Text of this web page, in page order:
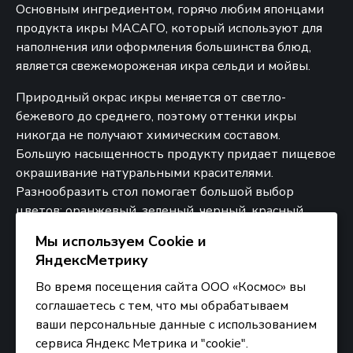
Основным ингредиентом, горячо любим японцами
продукта икры МАСАГО, который используют для
наполнения или оформления большинства блюд,
является свежемороженая икра сельди и мойвы.
Природный окрас икры меняется от светло-
бежевого до среднего, поэтому оттенки икры
никогда не получают химическим составом.
Большую насыщенность продукту придает пищевое
окрашивание натуральными красителями.
Разнообразить стол помогает большой выбор
цветов: оранжевый, зеленый, черный, красный.
Мы используем Сookie и
ЯндексМетрику
Во время посещения сайта ООО «Космос» вы
соглашаетесь с тем, что мы обрабатываем
ваши персональные данные с использованием
сервиса Яндекс Метрика и "cookie".